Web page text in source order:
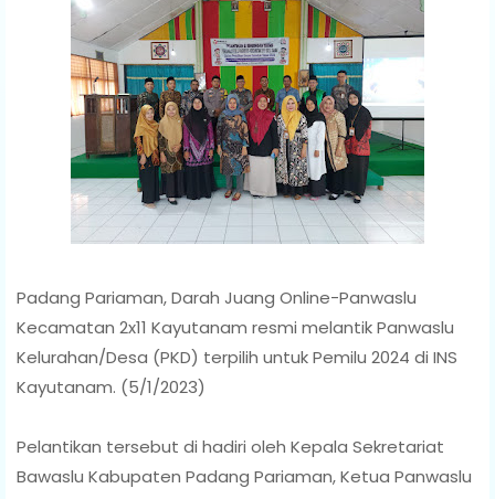
Padang Pariaman, Darah Juang Online-Panwaslu
Kecamatan 2x11 Kayutanam resmi melantik Panwaslu
Kelurahan/Desa (PKD) terpilih untuk Pemilu 2024 di INS
Kayutanam. (5/1/2023)
Pelantikan tersebut di hadiri oleh Kepala Sekretariat
Bawaslu Kabupaten Padang Pariaman, Ketua Panwaslu